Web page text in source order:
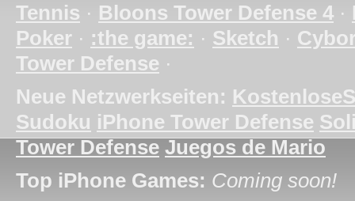
Tennis · Bloons Tower Defense 4 ·
Poker · :the game: · Sketch ·
Tower Defense ·
Neue Netzwerkseiten:
Sudoku iPhone Tower Defense
Tower Defense Juegos de Mario
Top iPhone Games: Coming soon!